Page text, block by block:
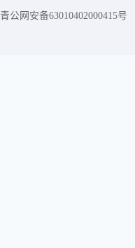
青公网安备63010402000415号